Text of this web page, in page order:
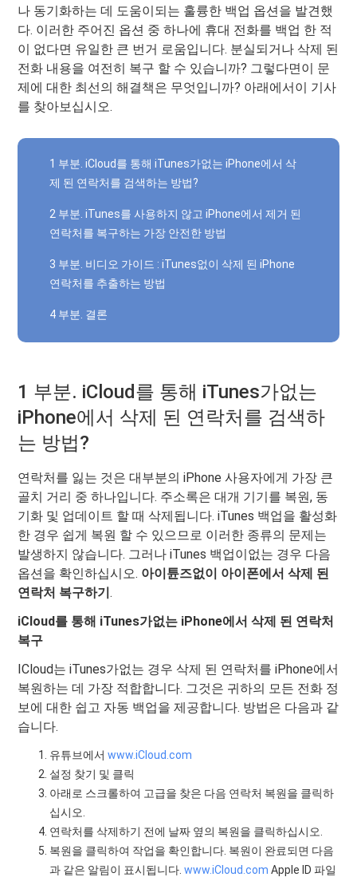
나 동기화하는 데 도움이되는 훌륭한 백업 옵션을 발견했
다. 이러한 주어진 옵션 중 하나에 휴대 전화를 백업 한 적
이 없다면 유일한 큰 번거 로움입니다. 분실되거나 삭제 된
전화 내용을 여전히 복구 할 수 있습니까? 그렇다면이 문
제에 대한 최선의 해결책은 무엇입니까? 아래에서이 기사
를 찾아보십시오.
1 부분. iCloud를 통해 iTunes가없는 iPhone에서 삭
제 된 연락처를 검색하는 방법?
2 부분. iTunes를 사용하지 않고 iPhone에서 제거 된
연락처를 복구하는 가장 안전한 방법
3 부분. 비디오 가이드 : iTunes없이 삭제 된 iPhone
연락처를 추출하는 방법
4 부분. 결론
1 부분. iCloud를 통해 iTunes가없는
iPhone에서 삭제 된 연락처를 검색하
는 방법?
연락처를 잃는 것은 대부분의 iPhone 사용자에게 가장 큰
골치 거리 중 하나입니다. 주소록은 대개 기기를 복원, 동
기화 및 업데이트 할 때 삭제됩니다. iTunes 백업을 활성화
한 경우 쉽게 복원 할 수 있으므로 이러한 종류의 문제는
발생하지 않습니다. 그러나 iTunes 백업이없는 경우 다음
옵션을 확인하십시오. 아이튠즈없이 아이폰에서 삭제 된
연락처 복구하기.
iCloud를 통해 iTunes가없는 iPhone에서 삭제 된 연락처
복구
ICloud는 iTunes가없는 경우 삭제 된 연락처를 iPhone에서
복원하는 데 가장 적합합니다. 그것은 귀하의 모든 전화 정
보에 대한 쉽고 자동 백업을 제공합니다. 방법은 다음과 같
습니다.
유튜브에서www.iCloud.com
설정 찾기 및 클릭
아래로 스크롤하여 고급을 찾은 다음 연락처 복원을 클릭하
십시오.
연락처를 삭제하기 전에 날짜 옆의 복원을 클릭하십시오.
복원을 클릭하여 작업을 확인합니다. 복원이 완료되면 다음
과 같은 알림이 표시됩니다.www.iCloud.com Apple ID 파일